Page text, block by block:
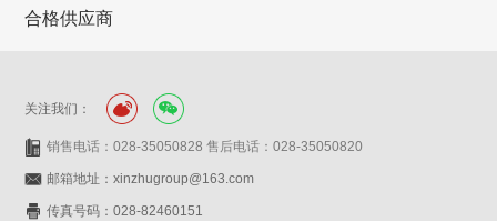
合格供应商
关注我们：
销售电话：028-35050828 售后电话：028-35050820
邮箱地址：xinzhugroup@163.com
传真号码：028-82460151